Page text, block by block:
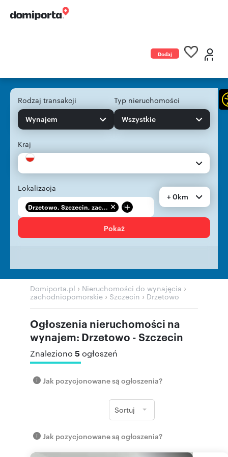
Dodaj
Rodzaj transakcji
Wynajem
Typ nieruchomości
Wszystkie
Kraj
Lokalizacja
Drzetowo, Szczecin, zac... +
+ 0km
Pokaż
Domiporta.pl › Nieruchomości do wynajęcia ›
zachodniopomorskie › Szczecin › Drzetowo
Ogłoszenia nieruchomości na
wynajem: Drzetowo - Szczecin
Znaleziono 5ogłoszeń
Jak pozycjonowane są ogłoszenia?
Sortuj
Jak pozycjonowane są ogłoszenia?